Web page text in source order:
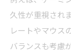
速攻型
徴比較
久性が重視され
レートやマウス
バランスも考慮